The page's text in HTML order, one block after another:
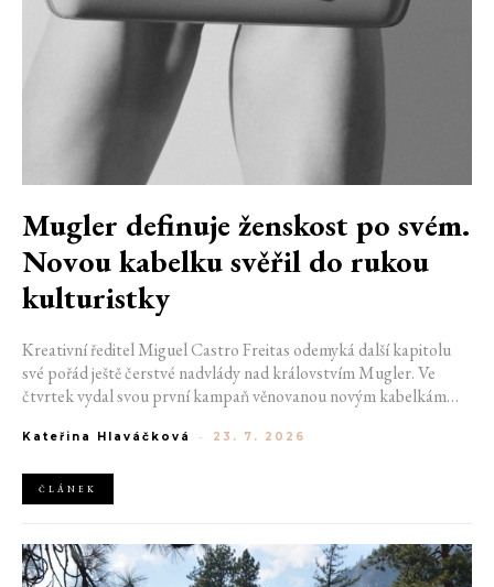
Mugler definuje ženskost po svém.
Novou kabelku svěřil do rukou
kulturistky
Kreativní ředitel Miguel Castro Freitas odemyká další kapitolu
své pořád ještě čerstvé nadvlády nad královstvím Mugler. Ve
čtvrtek vydal svou první kampaň věnovanou novým kabelkám
do módního domu dorazil. Umně mísí výrazy minulosti a dávných
Kateřina Hlaváčková - 23. 7. 2026
ČLÁNEK